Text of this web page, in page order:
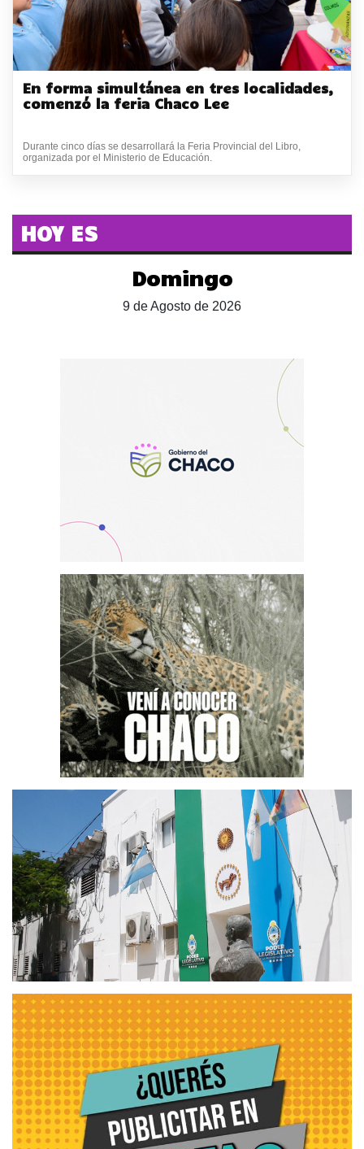
En forma simultánea en tres localidades,
comenzó la feria Chaco Lee
Durante cinco días se desarrollará la Feria Provincial del Libro,
organizada por el Ministerio de Educación.
HOY ES
Domingo
9 de Agosto de 2026